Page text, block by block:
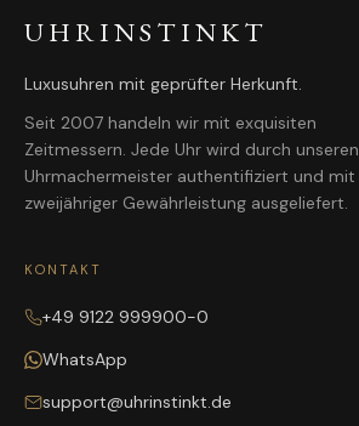
UHRINSTINKT
Luxusuhren mit geprüfter Herkunft.
Seit 2007 handeln wir mit exquisiten
Zeitmessern. Jede Uhr wird durch unseren
Uhrmachermeister authentifiziert und mit
zweijähriger Gewährleistung ausgeliefert.
KONTAKT
+49 9122 999900-0
WhatsApp
support@uhrinstinkt.de